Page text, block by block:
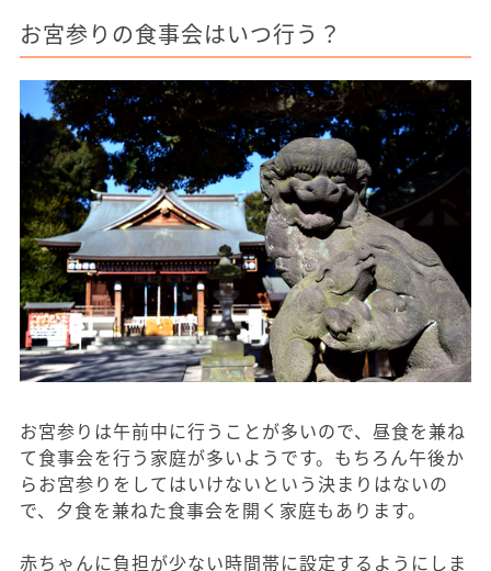
お宮参りの食事会はいつ行う？
お宮参りは午前中に行うことが多いので、昼食を兼ね
て食事会を行う家庭が多いようです。もちろん午後か
らお宮参りをしてはいけないという決まりはないの
で、夕食を兼ねた食事会を開く家庭もあります。
赤ちゃんに負担が少ない時間帯に設定するようにしま